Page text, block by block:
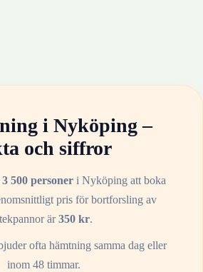
i Nyköping–
och siffror
3 500 personer i Nyköping att boka
pris för bortforsling av
är350kr.
ofta hämtning samma dag eller
inom 48 timmar.